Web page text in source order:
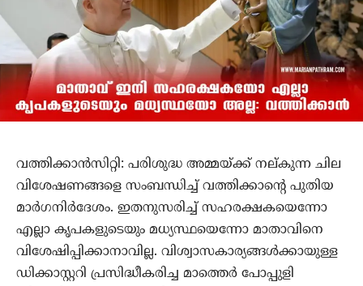
വത്തിക്കാന്‍സിറ്റി: പരിശുദ്ധ അമ്മയ്ക്ക് നല്കുന്ന ചില
വിശേഷണങ്ങളെ സംബന്ധിച്ച് വത്തിക്കാന്റെ പുതിയ
മാര്‍ഗനിര്‍ദേശം. ഇതനുസരിച്ച് സഹരക്ഷകയെന്നോ
എല്ലാ കൃപകളുടെയും മധ്യസ്ഥയെന്നോ മാതാവിനെ
വിശേഷിപ്പിക്കാനാവില്ല. വിശ്വാസകാര്യങ്ങള്‍ക്കായുള്ള
ഡിക്കാസ്റ്ററി പ്രസിദ്ധീകരിച്ച മാത്തെര്‍ പോപ്പുളി